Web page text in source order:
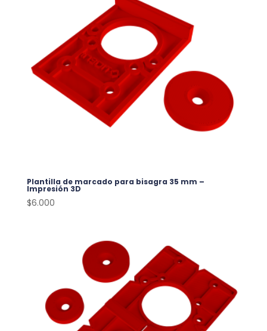
Plantilla de marcado para bisagra 35 mm –
Impresión 3D
$6.000